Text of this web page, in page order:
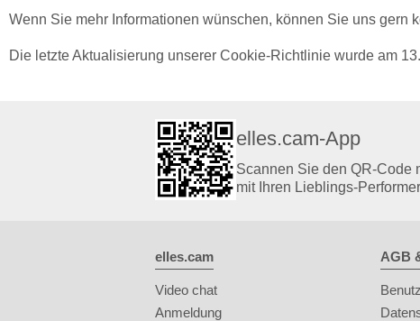
Wenn Sie mehr Informationen wünschen, können Sie uns gern
Die letzte Aktualisierung unserer Cookie-Richtlinie wurde am
elles.cam-App
Scannen Sie den QR-Code
mit Ihren Lieblings-
elles.cam
Video chat
Anmeldung
AGB